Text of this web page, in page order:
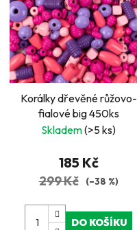
Korálky dřevěné růžovo-
fialové big 450ks
Skladem(>5 ks)
185 Kč
299 Kč (–38 %)
DO KOŠÍKU